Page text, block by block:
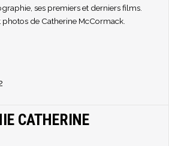
ses premiers et derniers films.
photos de Catherine McCormack.
CATHERINE